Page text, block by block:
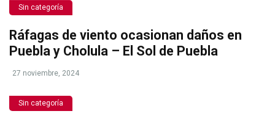
Sin categoría
Ráfagas de viento ocasionan daños en
Puebla y Cholula – El Sol de Puebla
27 noviembre, 2024
Sin categoría